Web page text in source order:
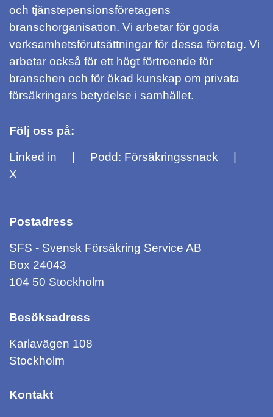
och tjänstepensionsföretagens
branschorganisation. Vi arbetar för goda
verksamhetsförutsättningar för dessa företag. Vi
arbetar också för ett högt förtroende för
branschen och för ökad kunskap om privata
försäkringars betydelse i samhället.
Följ oss på:
Linked in
Podd: Försäkringssnack
X
Postadress
SFS - Svensk Försäkring Service AB
Box 24043
104 50 Stockholm
Besöksadress
Karlavägen 108
Stockholm
Kontakt